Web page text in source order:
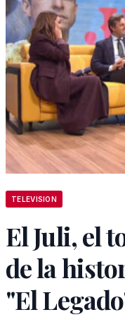
TELEVISION
El Juli, el
de la
"El